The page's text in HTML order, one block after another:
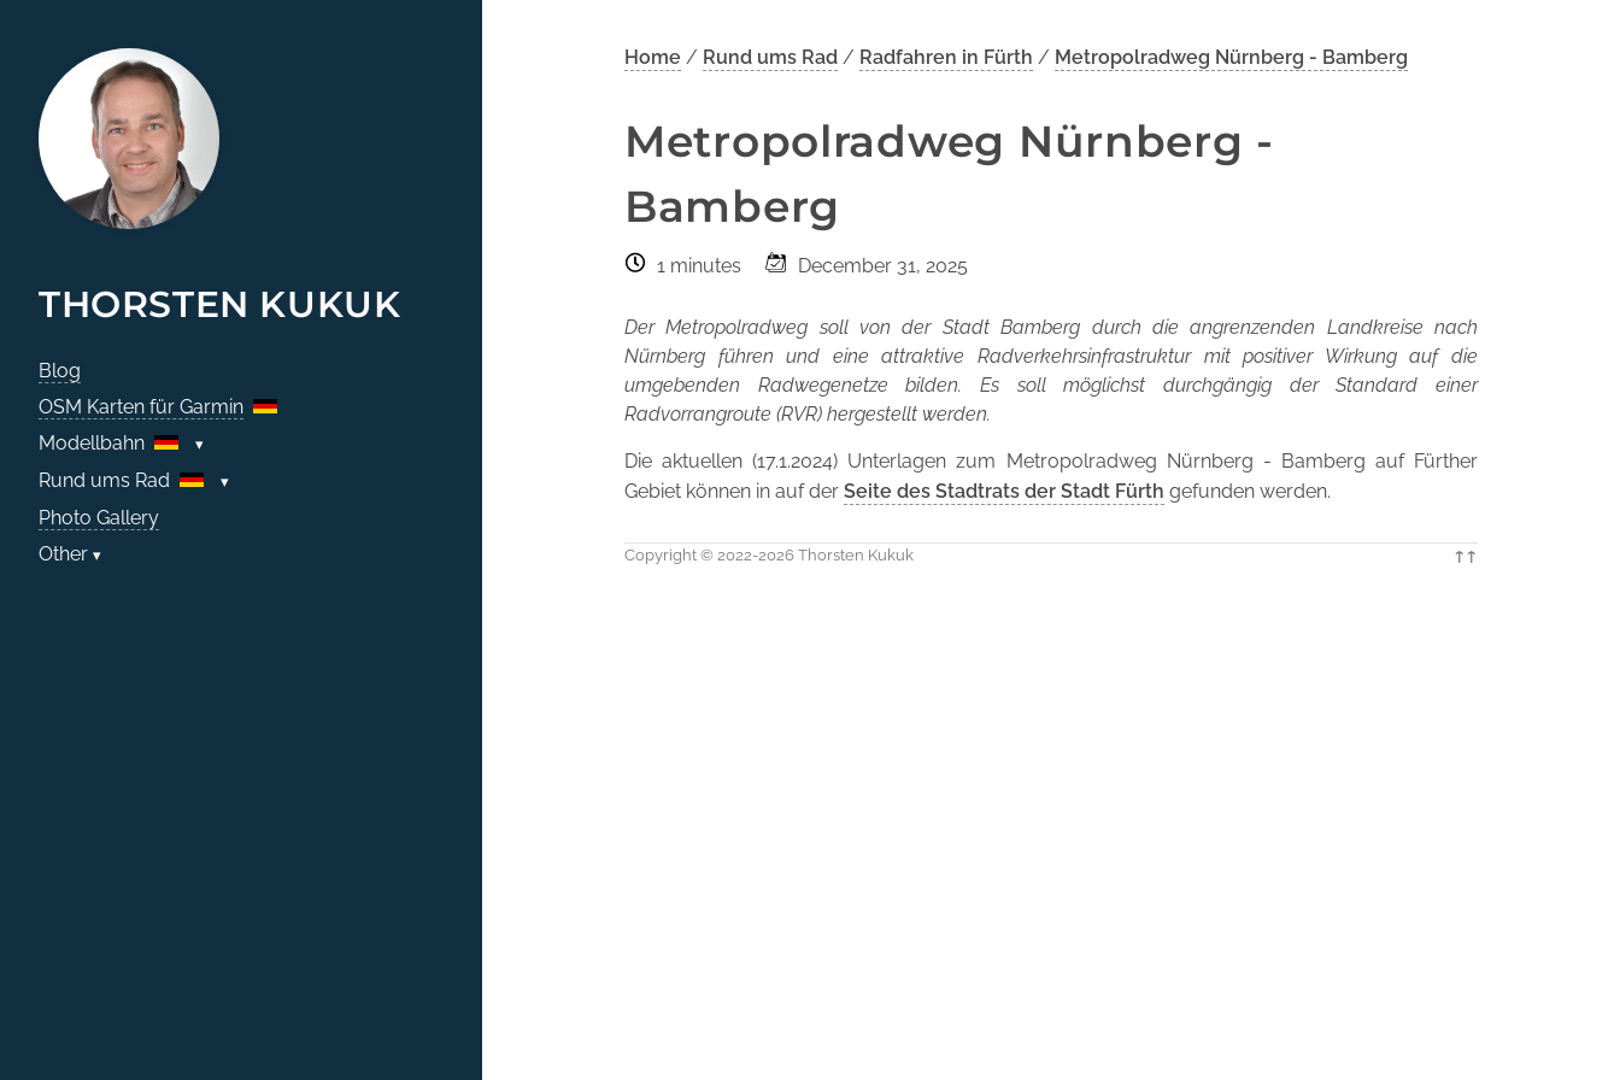
THORSTEN KUKUK
Blog
OSM Karten für Garmin
Modellbahn
Rund ums Rad
Photo Gallery
Other
Home / Rund ums Rad / Radfahren in Fürth / Metropolradweg Nürnberg - Bamberg
Metropolradweg Nürnberg -
Bamberg
1 minutes December 31, 2025
Der Metropolradweg soll von der Stadt Bamberg durch die angrenzenden Landkreise nach
Nürnberg führen und eine attraktive Radverkehrsinfrastruktur mit positiver Wirkung auf die
umgebenden Radwegenetze bilden. Es soll möglichst durchgängig der Standard einer
Radvorrangroute (RVR) hergestellt werden.
Die aktuellen (17.1.2024) Unterlagen zum Metropolradweg Nürnberg - Bamberg auf Fürther
Gebiet können in auf der Seite des Stadtrats der Stadt Fürth gefunden werden.
Copyright © 2022-2026 Thorsten Kukuk ↑↑